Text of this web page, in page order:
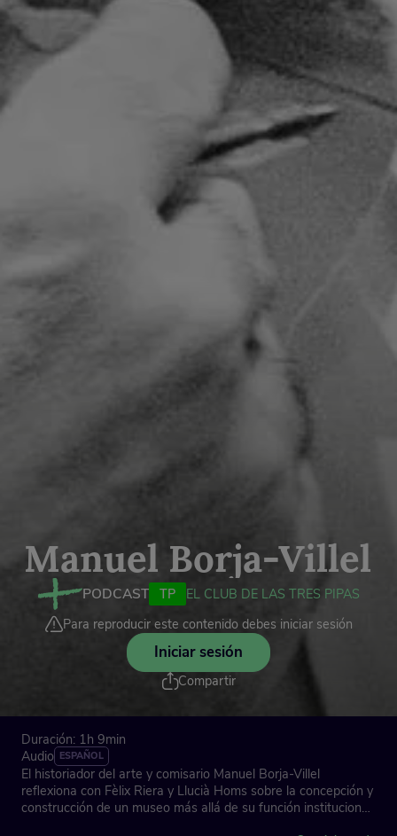
Manuel Borja-Villel
PODCAST TP
EL CLUB DE LAS TRES PIPAS
Para reproducir este contenido debes iniciar sesión
Iniciar sesión
Compartir
Duración: 1h 9min
Audio ESPAÑOL
El historiador del arte y comisario Manuel Borja-Villel
reflexiona con Fèlix Riera y Llucià Homs sobre la concepción y
construcción de un museo más allá de su función institucional.